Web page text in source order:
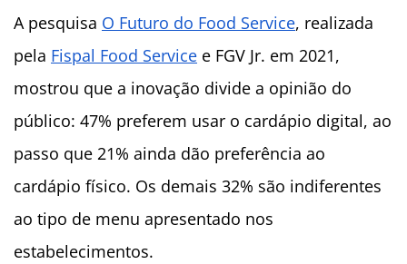
A pesquisa O Futuro do Food Service, realizada
pela Fispal Food Service e FGV Jr. em 2021,
mostrou que a inovação divide a opinião do
público: 47% preferem usar o cardápio digital, ao
passo que 21% ainda dão preferência ao
cardápio físico. Os demais 32% são indiferentes
ao tipo de menu apresentado nos
estabelecimentos.